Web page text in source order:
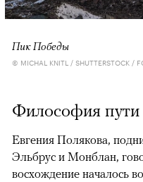
Пик Победы
© MICHAL KNITL / SHUTTERSTOCK /
Философия пути
Евгения Полякова,
Эльбрус и Монблан,
восхождение началось